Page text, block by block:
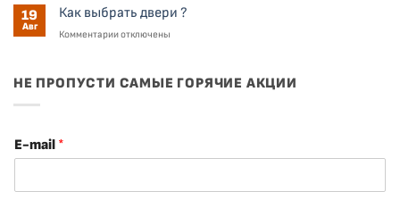
Сотрудничество
мебельными
19
Авг
Как выбрать двери ?
Комментариик
выбрать
отключены
НЕ ПРОПУСТИ САМЫЕ ГОРЯЧИЕ АКЦИИ
E-mail *